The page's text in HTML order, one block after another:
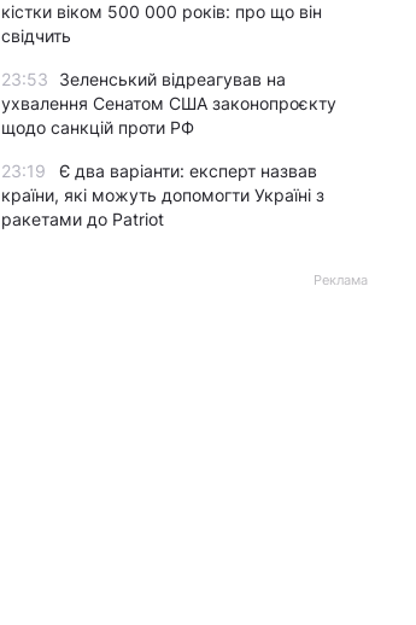
кістки віком 500 000 років: про що він
свідчить
23:53
Зеленський відреагував на
ухвалення Сенатом США законопроєкту
щодо санкцій проти РФ
23:19
Є два варіанти: експерт назвав
країни, які можуть допомогти Україні з
ракетами до Patriot
Реклама